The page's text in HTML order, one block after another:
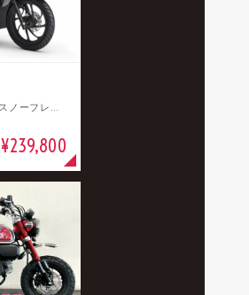
ホンダ / 110cc / パールスノーフレークホワイト
¥239,800